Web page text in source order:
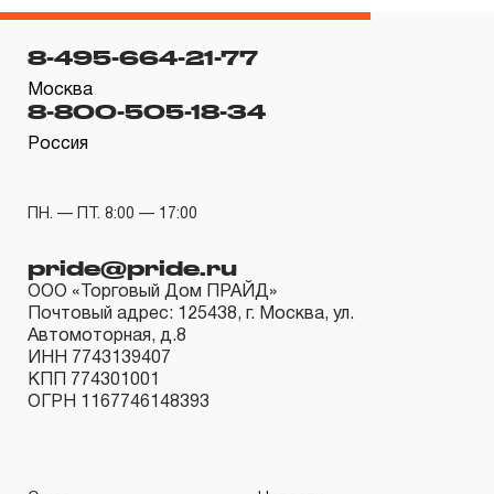
месяцев с даты продажи.
3. Исполнение гарантийных обязательств.
3.1 На изделия торговых марок JONNESWAY® и
OMBRA® распространяется понятие «ПОЖИЗНЕННАЯ
производстве и делающий невозможным дальнейшее
использование инструмента, за исключением тех групп
инструмента, которые перечислены в п. 3.4.
3.2 Производитель гарантирует бесперебойное
функционирование изделий торговой марки THORVIK® в
8-495-664-21-77
Москва
8-800-505-18-34
Россия
ПН. — ПТ. 8:00 — 17:00
pride@pride.ru
ООО «Торговый Дом ПРАЙД»
Почтовый адрес: 125438, г. Москва, ул.
Автомоторная, д.8
ИНН 7743139407
КПП 774301001
ОГРН 1167746148393